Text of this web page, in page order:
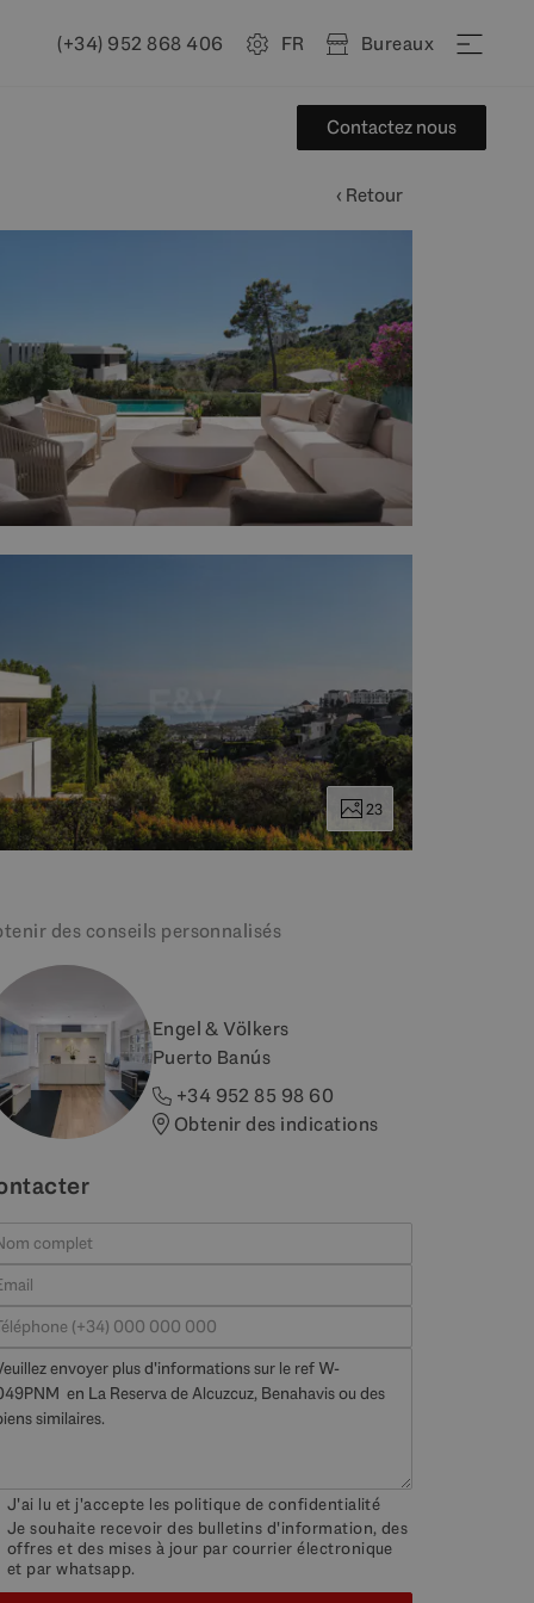
(+34) 952 868 406 FR Bureaux
Contactez nous
‹ Retour
23
des conseils personnalisés
Engel & Völkers
Puerto Banús
+34 952 85 98 60
Obtenir des indications
J'ai lu et j'accepte les politique de confidentialité
Je souhaite recevoir des bulletins d'information, des
offres et des mises à jour par courrier électronique
et par whatsapp.